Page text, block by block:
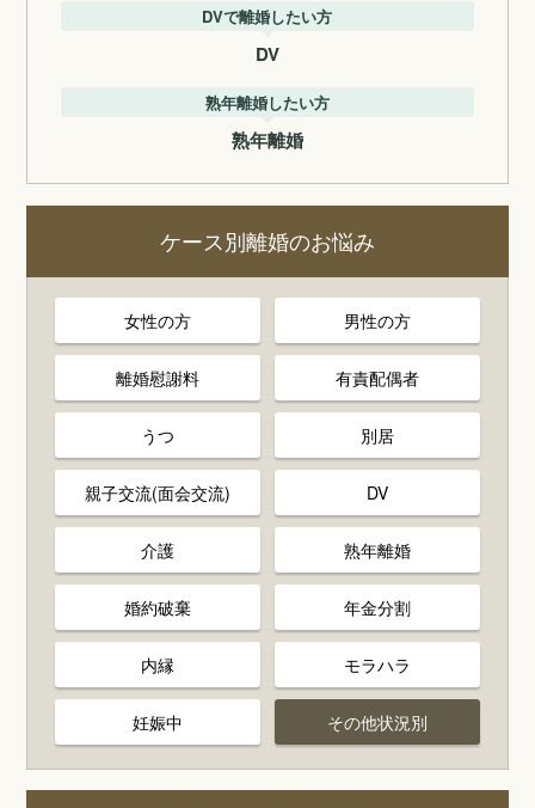
DVで離婚したい方
DV
熟年離婚したい方
熟年離婚
ケース別離婚のお悩み
女性の方 男性の方
離婚慰謝料 有責配偶者
うつ 別居
親子交流(面会交流) DV
介護 熟年離婚
婚約破棄 年金分割
内縁 モラハラ
妊娠中 その他状況別